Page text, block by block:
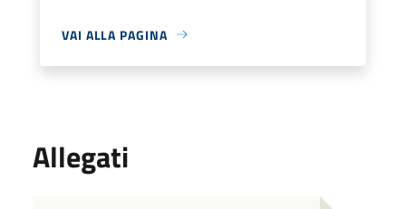
VAI ALLA PAGINA
Allegati